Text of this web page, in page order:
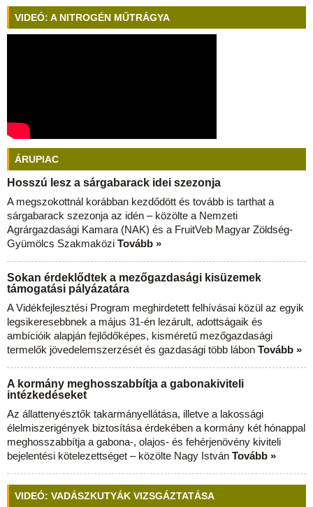
VIDEÓ: A NITROGÉN MŰTRÁGYA
ÁRUPIAC
Hosszú lesz a sárgabarack idei szezonja
A megszokottnál korábban kezdődött és tovább is tarthat a
sárgabarack szezonja az idén – közölte a Nemzeti
Agrárgazdasági Kamara (NAK) és a FruitVeb Magyar Zöldség-
Gyümölcs Szakmaközi Tovább »
Sokan érdeklődtek a mezőgazdasági kisüzemek
támogatási pályázatára
A Vidékfejlesztési Program meghirdetett felhívásai közül az egyik
legsikeresebbnek a május 31-én lezárult, adottságaik és
ambícióik alapján fejlődőképes, kisméretű mezőgazdasági
termelők jövedelemszerzését és gazdasági több lábon Tovább »
A kormány meghosszabbítja a gabonakiviteli
intézkedéseket
Az állattenyésztők takarmányellátása, illetve a lakossági
élelmiszerigények biztosítása érdekében a kormány két hónappal
meghosszabbítja a gabona-, olajos- és fehérjenövény kiviteli
bejelentési kötelezettséget – közölte Nagy István Tovább »
VIDEÓ: VADÁSZKUTYÁK VIZSGÁZTATÁSA